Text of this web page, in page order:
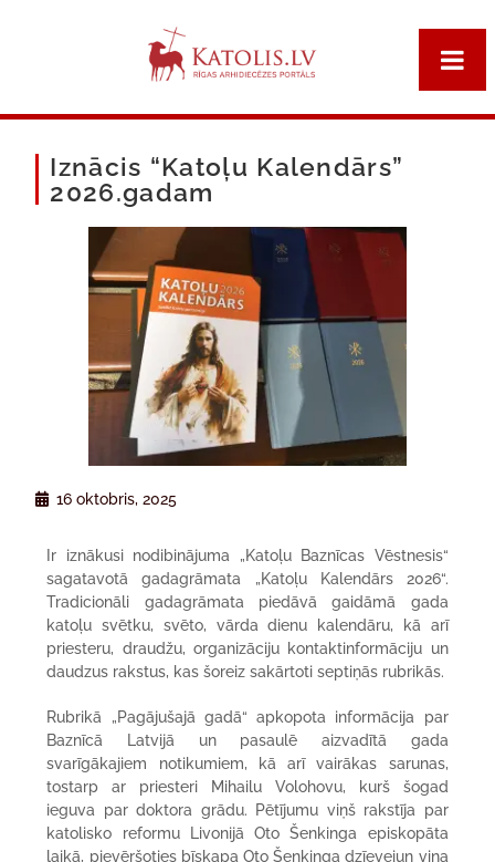
Iznācis “Katoļu Kalendārs”
2026.gadam
16 oktobris, 2025
Ir iznākusi nodibinājuma „Katoļu Baznīcas Vēstnesis“
sagatavotā gadagrāmata „Katoļu Kalendārs 2026“.
Tradicionāli gadagrāmata piedāvā gaidāmā gada
katoļu svētku, svēto, vārda dienu kalendāru, kā arī
priesteru, draudžu, organizāciju kontaktinformāciju un
daudzus rakstus, kas šoreiz sakārtoti septiņās rubrikās.
Rubrikā „Pagājušajā gadā“ apkopota informācija par
Baznīcā Latvijā un pasaulē aizvadītā gada
svarīgākajiem notikumiem, kā arī vairākas sarunas,
tostarp ar priesteri Mihailu Volohovu, kurš šogad
ieguva par doktora grādu. Pētījumu viņš rakstīja par
katolisko reformu Livonijā Oto Šenkinga episkopāta
laikā, pievēršoties bīskapa Oto Šenkinga dzīeveiun viņa